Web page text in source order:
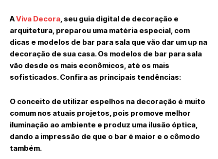
AViva Decora, seu guia digital de decoração e
arquitetura, preparou uma matéria especial, com
dicas e modelos de bar para sala que vão dar um up na
decoração de sua casa. Os modelos de bar para sala
vão desde os mais econômicos, até os mais
sofisticados. Confira as principais tendências:
O conceito de utilizar espelhos na decoração é muito
comum nos atuais projetos, pois promove melhor
iluminação ao ambiente e produz uma ilusão óptica,
dando a impressão de que o bar é maior e o cômodo
também.